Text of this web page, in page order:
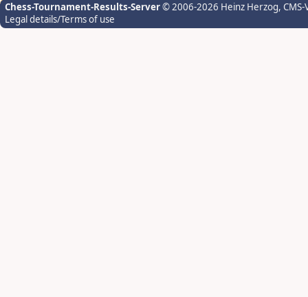
Chess-Tournament-Results-Server© 2006-2026 Heinz Herzog,
Legal details/Terms of use